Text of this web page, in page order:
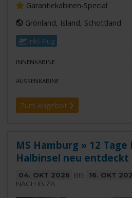
Garantiekabinen-Special
Grönland, Island, Schottland
Inkl. Flug
INNENKABINE
AUSSENKABINE
Zum Angebot
MS Hamburg » 12
Halbinsel neu entdeckt
04. OKT 2026 BIS 16. OKT
NACH IBIZA